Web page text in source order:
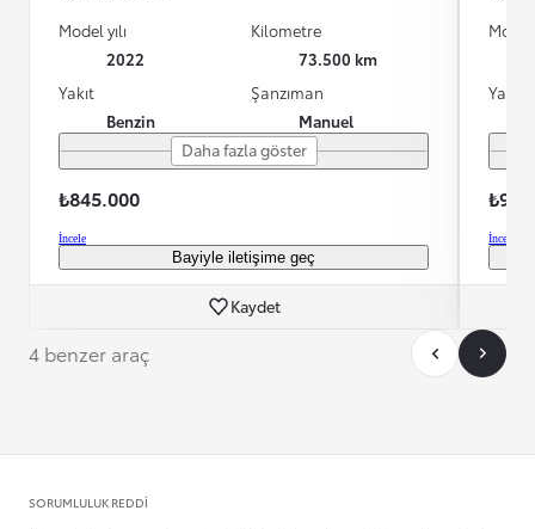
Model yılı
2022
Kilometre
73.500 km
Yakıt
Benzin
Şanzıman
Manuel
Daha fazla göster
₺845.000
İncele
Bayiyle iletişime geç
Kaydet
Model
Yakıt
İncele
4 benzer araç
SORUMLULUK REDDI